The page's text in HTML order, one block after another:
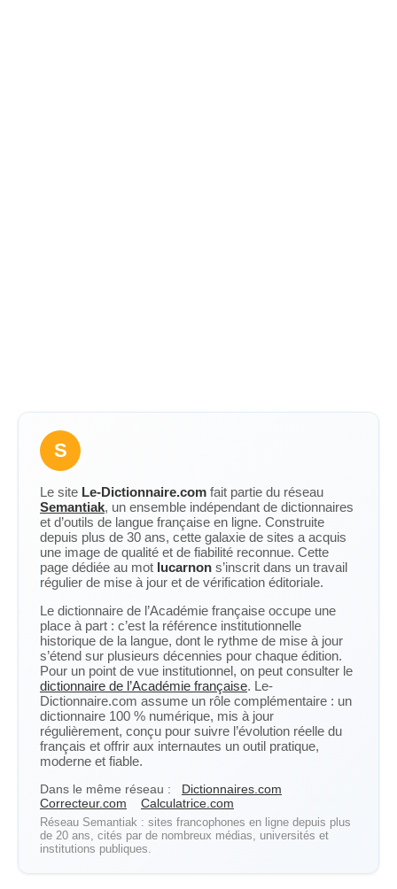
S
Le site Le-Dictionnaire.com fait partie du réseau
Semantiak, un ensemble indépendant de dictionnaires
et d’outils de langue française en ligne. Construite
depuis plus de 30 ans, cette galaxie de sites a acquis
une image de qualité et de fiabilité reconnue. Cette
page dédiée au mot lucarnon s’inscrit dans un travail
régulier de mise à jour et de vérification éditoriale.
Le dictionnaire de l’Académie française occupe une
place à part : c’est la référence institutionnelle
historique de la langue, dont le rythme de mise à jour
s’étend sur plusieurs décennies pour chaque édition.
Pour un point de vue institutionnel, on peut consulter le
dictionnaire de l’Académie française. Le-
Dictionnaire.com assume un rôle complémentaire : un
dictionnaire 100 % numérique, mis à jour
régulièrement, conçu pour suivre l’évolution réelle du
français et offrir aux internautes un outil pratique,
moderne et fiable.
Dans le même réseau :
Dictionnaires.com
Correcteur.com
Calculatrice.com
Réseau Semantiak : sites francophones en ligne depuis plus
de 20 ans, cités par de nombreux médias, universités et
institutions publiques.